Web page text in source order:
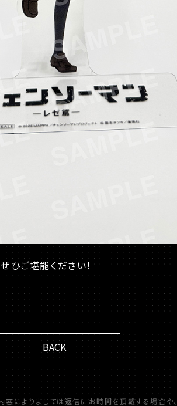
ご堪能ください！
BACK
容によりましては返信にお時間を頂戴する場合や、